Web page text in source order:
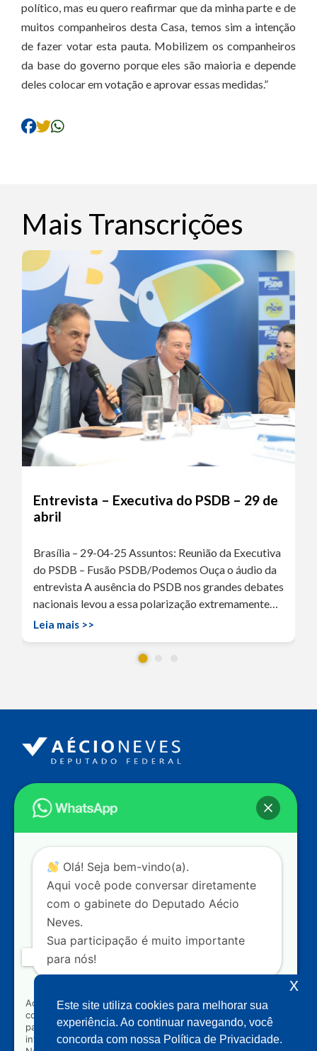
político, mas eu quero reafirmar que da minha parte e de
muitos companheiros desta Casa, temos sim a intenção
de fazer votar esta pauta. Mobilizem os companheiros
da base do governo porque eles são maioria e depende
deles colocar em votação e aprovar essas medidas.”
Mais Transcrições
Entrevista – Executiva do PSDB – 29 de
abril
Brasília – 29-04-25 Assuntos: Reunião da Executiva
do PSDB – Fusão PSDB/Podemos Ouça o áudio da
entrevista A ausência do PSDB nos grandes debates
nacionais levou a essa polarização extremamente…
Leia mais >>
Endereço
Câmara dos Deputados
Ed. Principal, Ala C – Gabinete
Contato
dep.aecioneves@camara.leg.br
+55 (61) 3215-5964
+55 (31) 3261-0121
+55 (31) 97150-0834
Nossas redes
Acompanhe o meu mandato
Olá! Seja bem-vindo(a).
Aqui você pode conversar diretamente
com o gabinete do Deputado Aécio
Neves.
Sua participação é muito importante
para nós!
Ao clicar para iniciar o contato pelo WhatsApp, você
concorda que seus dados serão utilizados exclusivamente
para atendimento relacionado às demandas, sugestões ou
informações referentes ao mandato do Deputado Aécio
Este site utiliza cookies para melhorar sua
experiência. Ao continuar navegando, você
concorda com nossa Política de Privacidade.
x